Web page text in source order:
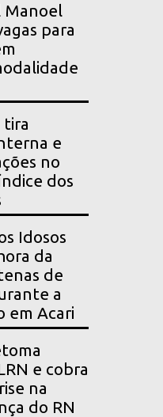
Manoel
para
tira
e
no
dos
Idosos
da
de
a
em Acari
e cobra
na
do RN